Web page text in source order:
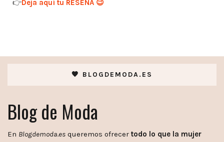
👉Deja aquí tu RESEÑA 😉
🧡 BLOGDEMODA.ES
Blog de Moda
En Blogdemoda.es queremos ofrecer todo lo que la mujer